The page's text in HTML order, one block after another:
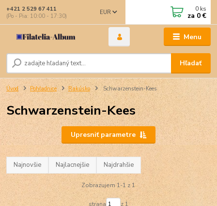
Menu
EUR
Hľadať
+421 2 529 67 411
(Po - Pia: 10:00 - 17:30)
0 ks
za 0 €
Úvod Pohľadnice Rakúsko Schwarzenstein-Kees
Schwarzenstein-Kees
Upresniť parametre
Najnovšie Najlacnejšie Najdrahšie
Zobrazujem 1-1 z 1
strana z 1